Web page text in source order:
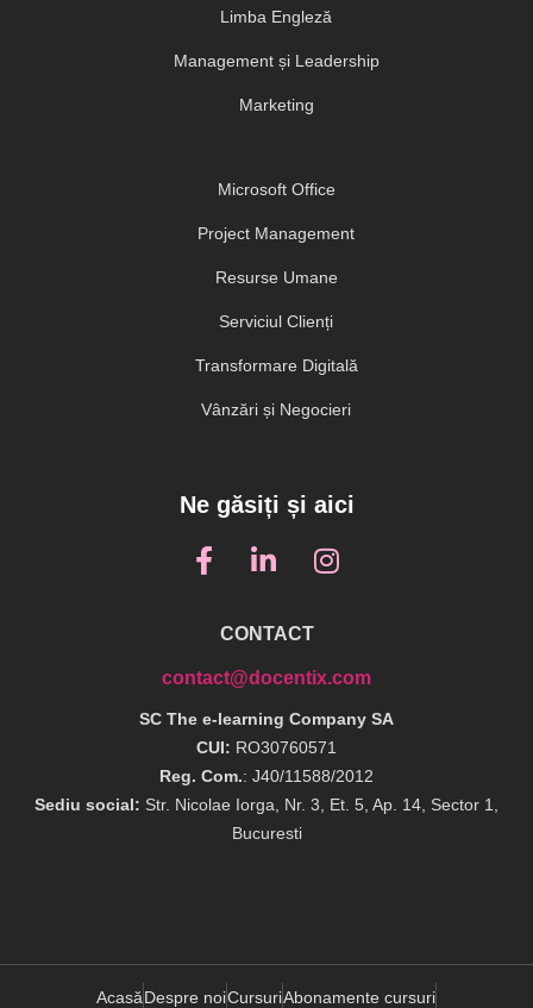
Limba Engleză
Management și Leadership
Marketing
Microsoft Office
Project Management
Resurse Umane
Serviciul Clienți
Transformare Digitală
Vânzări și Negocieri
Ne găsiți și aici
CONTACT
contact@docentix.com
SC The e-learning Company SA
CUI: RO30760571
Reg. Com.: J40/11588/2012
Sediu social: Str. Nicolae Iorga, Nr. 3, Et. 5, Ap. 14, Sector 1,
Bucuresti
AcasăDespre noiCursuriAbonamente cursuri